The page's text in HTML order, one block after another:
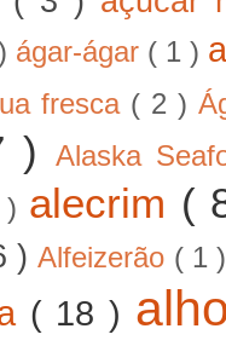
ágar-ágar ( 1 )
fresca ( 2 )
)
Alaska
alecrim (
)Alfeizerão ( 1
( 18 )